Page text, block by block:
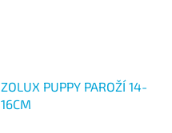
ZOLUX PUPPY PAROŽÍ 14-
16CM